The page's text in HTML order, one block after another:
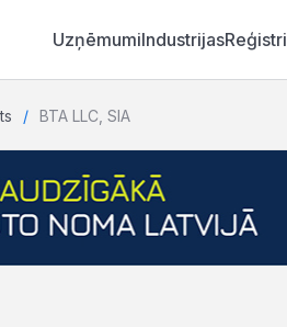
UzņēmumiIndustrijasReģistri
BTA LLC, SIA